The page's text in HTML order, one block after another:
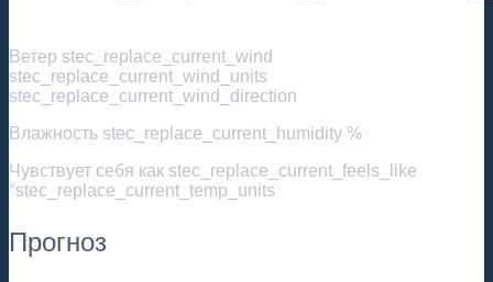
Ветер stec_replace_current_wind
stec_replace_current_wind_units
stec_replace_current_wind_direction
Влажность stec_replace_current_humidity %
Чувствует себя как stec_replace_current_feels_like
°stec_replace_current_temp_units
Прогноз